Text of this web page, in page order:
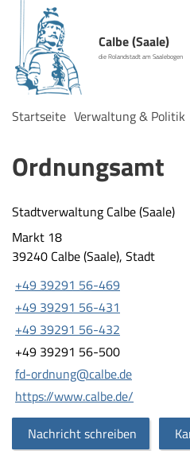
Calbe (Saale)
die Rolandstadt am Saalebogen
Startseite Verwaltung & Politik
Ordnungsamt
Stadtverwaltung Calbe (Saale)
Markt 18
39240 Calbe (Saale), Stadt
+49 39291 56-469
+49 39291 56-431
+49 39291 56-432
+49 39291 56-500
fd-ordnung@calbe.de
https://www.calbe.de/
Nachricht schreiben